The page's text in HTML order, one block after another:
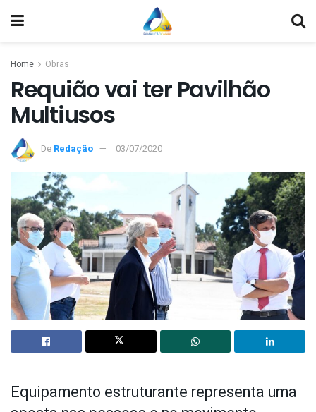
Home Obras
Requião vai ter Pavilhão
Multiusos
De Redação 03/07/2020
Equipamento estruturante representa uma